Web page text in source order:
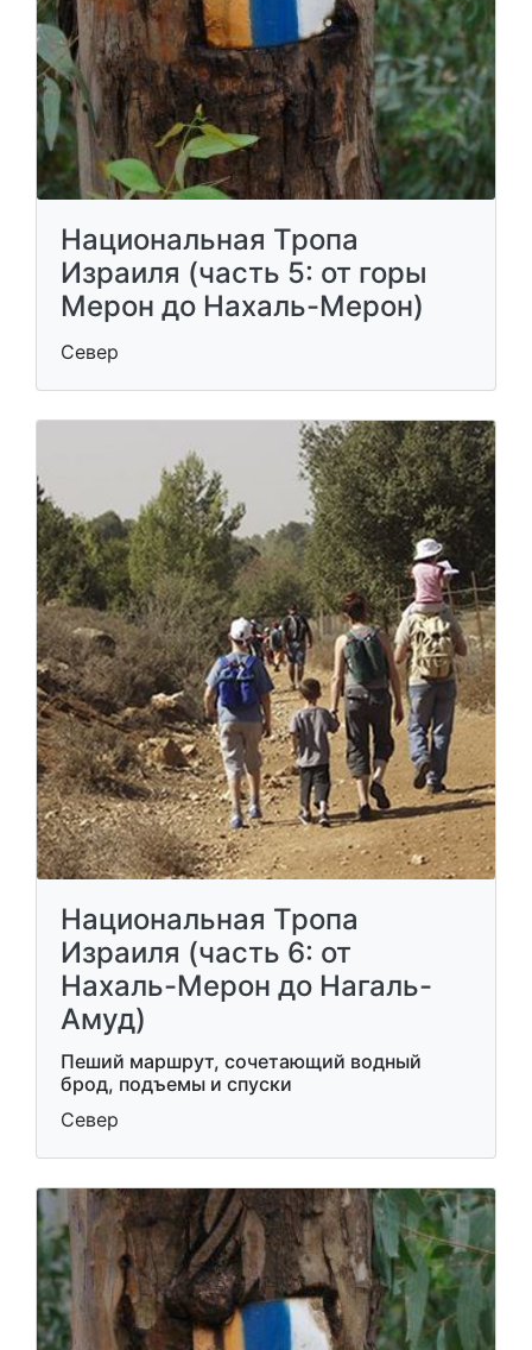
Национальная Тропа
Израиля (часть 5: от горы
Мерон до Нахаль-Мерон)
Север
Национальная Тропа
Израиля (часть 6: от
Нахаль-Мерон до Нагаль-
Амуд)
Пеший маршрут, сочетающий водный
брод, подъемы и спуски
Север